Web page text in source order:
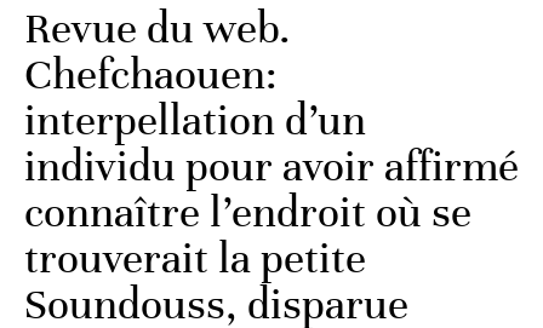
Revue du web.
Chefchaouen:
interpellation d’un
individu pour avoir affirmé
connaître l’endroit où se
trouverait la petite
Soundouss, disparue